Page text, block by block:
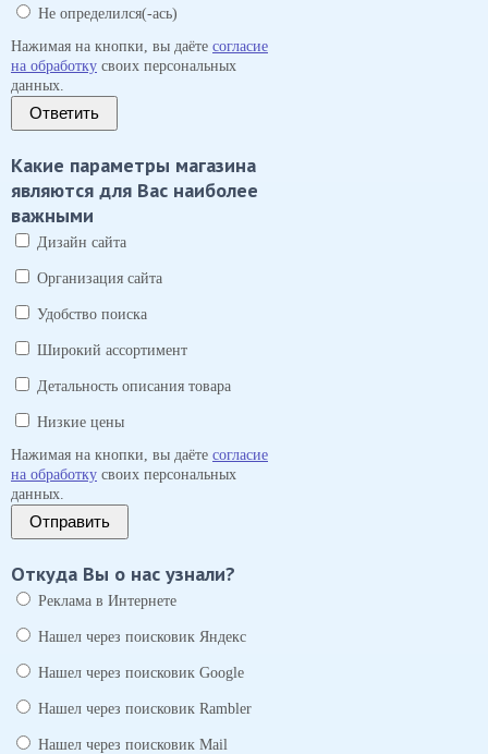
Не определился(-ась)
Нажимая на кнопки, вы даёте согласие
на обработку своих персональных
данных.
Ответить
Какие параметры магазина
являются для Вас наиболее
важными
Дизайн сайта
Организация сайта
Удобство поиска
Широкий ассортимент
Детальность описания товара
Низкие цены
Нажимая на кнопки, вы даёте согласие
на обработку своих персональных
данных.
Отправить
Откуда Вы о нас узнали?
Реклама в Интернете
Нашел через поисковик Яндекс
Нашел через поисковик Google
Нашел через поисковик Rambler
Нашел через поисковик Mail